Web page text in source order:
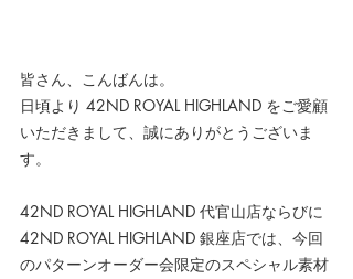
皆さん、こんばんは。
日頃より 42ND ROYAL HIGHLAND をご愛顧
いただきまして、誠にありがとうございま
す。
42ND ROYAL HIGHLAND 代官山店ならびに
42ND ROYAL HIGHLAND 銀座店では、 今回
のパターンオーダー会限定のスペシャル素材